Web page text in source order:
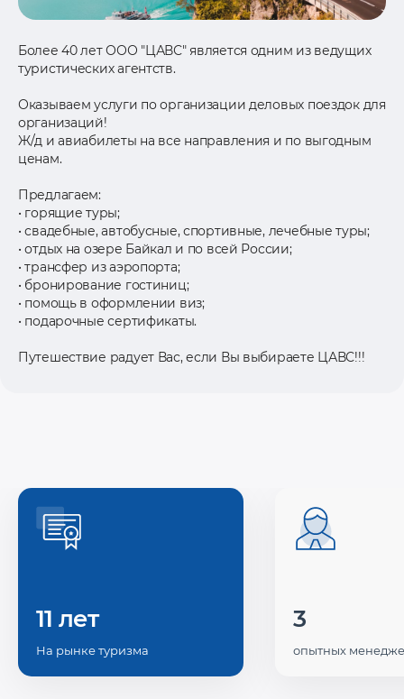
Более 40 лет ООО "ЦАВС" является одним из ведущих
туристических агентств.
Оказываем услуги по организации деловых поездок для
организаций!
Ж/д и авиабилеты на все направления и по выгодным
ценам.
Предлагаем:
• горящие туры;
• свадебные, автобусные, спортивные, лечебные туры;
• отдых на озере Байкал и по всей России;
• трансфер из аэропорта;
• бронирование гостиниц;
• помощь в оформлении виз;
• подарочные сертификаты.
Путешествие радует Вас, если Вы выбираете ЦАВС!!!
11 лет
На рынке туризма
3
опытных